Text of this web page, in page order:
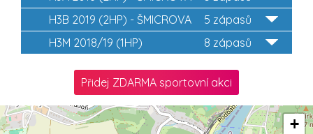
5 zápasů
H3B 2019 (2HP) - ŠMICROVA
8 zápasů
H3M 2018/19 (1HP)
Přidej ZDARMA sportovní akci
+